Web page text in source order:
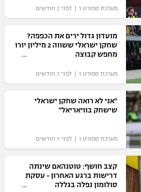
– פודקאסט
בפרסים
אלקטרה
1 – "מרלן"
מערכת ספורט 1 | לפני 2 חודשים
מועדון גדול ירים את הכפפה?
שחקן ישראלי ששווה 2 מיליון יורו
מחפש קבוצה
מערכת ספורט 1 | לפני 7 חודשים
"אני לא רואה שחקן ישראלי
שישחק בוויאריאל"
מערכת ספורט 1 | לפני 7 חודשים
קצב חושף: טוטנהאם שינתה
דרישות ברגע האחרון - עסקת
סולומון נפלה בגללה